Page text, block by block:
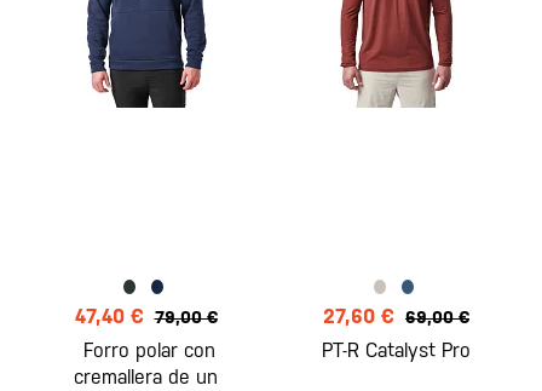
47,40 € 79,00 €
Forro polar con
cremallera de un
27,60 € 69,00 €
PT-R Catalyst Pro